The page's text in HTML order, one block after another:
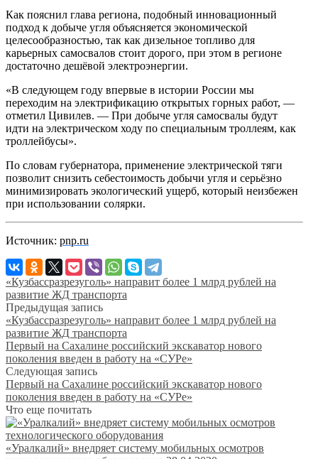
Как пояснил глава региона, подобный инновационный
подход к добыче угля объясняется экономической
целесообразностью, так как дизельное топливо для
карьерных самосвалов стоит дорого, при этом в регионе
достаточно дешёвой электроэнергии.
«В следующем году впервые в истории России мы
переходим на электрификацию открытых горных работ, —
отметил Цивилев. — При добыче угля самосвалы будут
идти на электрическом ходу по специальным троллеям, как
троллейбусы».
По словам губернатора, применение электрической тяги
позволит снизить себестоимость добычи угля и серьёзно
минимизировать экологический ущерб, который неизбежен
при использовании солярки.
Источник: pnp.ru
«Кузбассразрезуголь» направит более 1 млрд рублей на
развитие ЖД транспорта
Предыдущая запись
«Кузбассразрезуголь» направит более 1 млрд рублей на
развитие ЖД транспорта
Первый на Сахалине российский экскаватор нового
поколения введен в работу на «СУРе»
Следующая запись
Первый на Сахалине российский экскаватор нового
поколения введен в работу на «СУРе»
Что еще почитать
«Уралкалий» внедряет систему мобильных осмотров